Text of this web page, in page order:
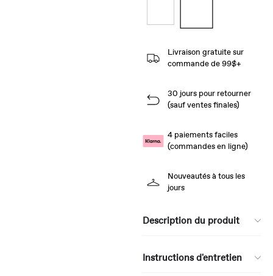
Livraison gratuite sur
commande de 99$+
30 jours pour retourner
(sauf ventes finales)
4 paiements faciles
(commandes en ligne)
Nouveautés à tous les
jours
Description du produit
Instructions d'entretien